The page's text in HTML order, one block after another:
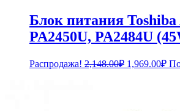
Блок питания
PA2450U, PA2484U
Распродажа! 2,148.00₽ 1,969.00₽